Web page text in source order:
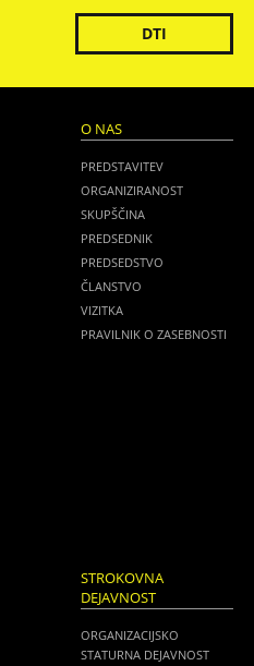
DTI
O NAS
PREDSTAVITEV
ORGANIZIRANOST
SKUPŠČINA
PREDSEDNIK
PREDSEDSTVO
ČLANSTVO
VIZITKA
PRAVILNIK O ZASEBNOSTI
STROKOVNA
DEJAVNOST
ORGANIZACIJSKO
STATURNA DEJAVNOST